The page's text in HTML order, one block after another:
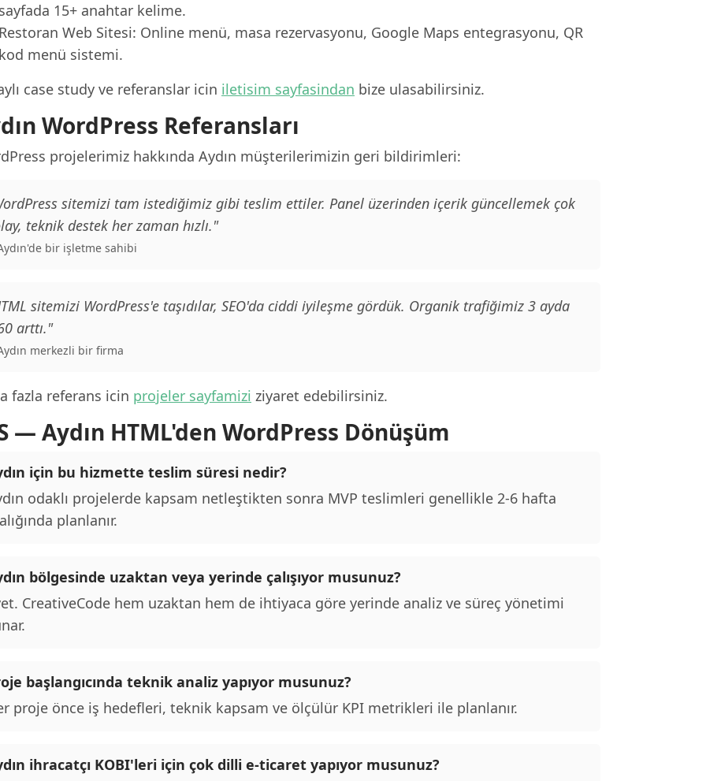
sayfada 15+ anahtar kelime.
Restoran Web Sitesi: Online menü, masa rezervasyonu, Google Maps entegrasyonu, QR
kod menü sistemi.
case study ve referanslar icin iletisim sayfasindan bize ulasabilirsiniz.
WordPress Referansları
projelerimiz hakkında Aydın müşterilerimizin geri bildirimleri:
sitemizi tam istediğimiz gibi teslim ettiler. Panel üzerinden içerik güncellemek çok
teknik destek her zaman hızlı."
bir işletme sahibi
sitemizi WordPress'e taşıdılar, SEO'da ciddi iyileşme gördük. Organik trafiğimiz 3 ayda
arttı."
merkezli bir firma
fazla referans icin projeler sayfamizi ziyaret edebilirsiniz.
— Aydın HTML'den WordPress Dönüşüm
için bu hizmette teslim süresi nedir?
odaklı projelerde kapsam netleştikten sonra MVP teslimleri genellikle 2-6 hafta
planlanır.
bölgesinde uzaktan veya yerinde çalışıyor musunuz?
CreativeCode hem uzaktan hem de ihtiyaca göre yerinde analiz ve süreç yönetimi
başlangıcında teknik analiz yapıyor musunuz?
proje önce iş hedefleri, teknik kapsam ve ölçülür KPI metrikleri ile planlanır.
ihracatçı KOBI'leri için çok dilli e-ticaret yapıyor musunuz?